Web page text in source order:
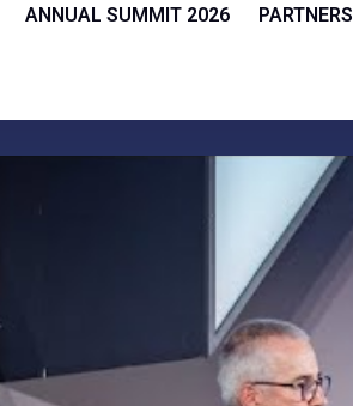
panel
ANNUAL SUMMIT 2026 PARTNERS